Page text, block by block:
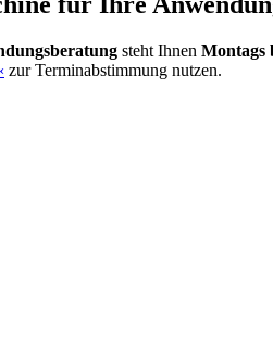
steht Ihnen Montags
zur Terminabstimmung nutzen.